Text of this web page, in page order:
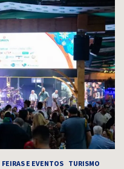
FEIRAS E EVENTOS TURISMO